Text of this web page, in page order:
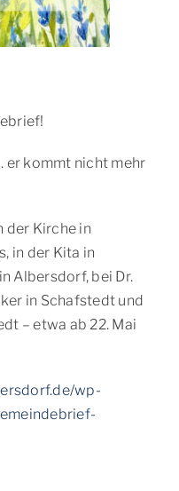
er kommt nicht mehr
der Kirche in
in der Kita in
Albersdorf, bei Dr.
in Schafstedt und
– etwa ab 22. Mai
wp-